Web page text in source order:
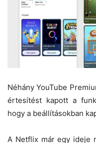
Néhány YouTube
értesítést kapott a
hogy a beállításokban
A Netflix már egy ideje